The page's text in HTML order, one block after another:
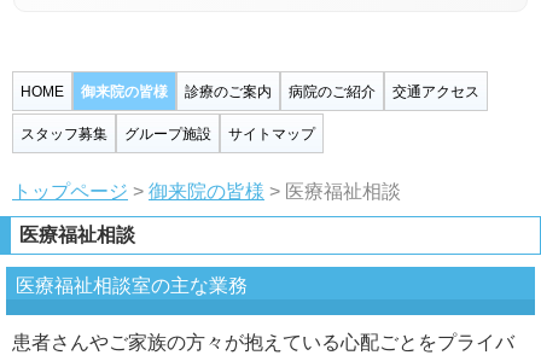
HOME 御来院の皆様 診療のご案内 病院のご紹介 交通アクセス
スタッフ募集 グループ施設 サイトマップ
トップページ > 御来院の皆様 > 医療福祉相談
医療福祉相談
医療福祉相談室の主な業務
患者さんやご家族の方々が抱えている心配ごとをプライバ